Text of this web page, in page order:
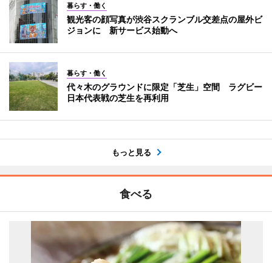
暮らす・働く
観光客の顔写真が渋谷スクランブル交差点の屋外ビ
ジョンに 新サービス始動へ
暮らす・働く
代々木のグラウンドに限定「芝生」空間 ラグビー
日本代表戦の芝生を再利用
もっと見る
食べる